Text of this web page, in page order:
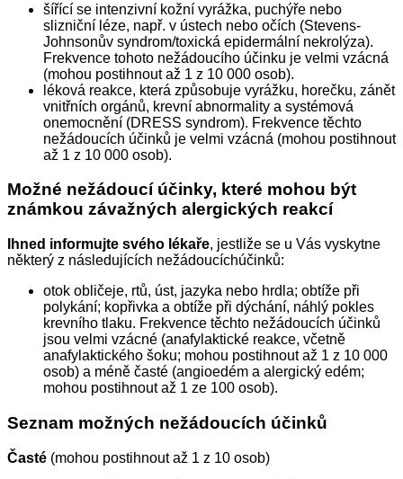
šířící se intenzivní kožní vyrážka, puchýře nebo
slizniční léze, např. v ústech nebo očích (Stevens-
Johnsonův syndrom/toxická epidermální nekrolýza).
Frekvence tohoto nežádoucího účinku je velmi vzácná
(mohou postihnout až 1 z 10 000 osob).
léková reakce, která způsobuje vyrážku, horečku, zánět
vnitřních orgánů, krevní abnormality a systémová
onemocnění (DRESS syndrom). Frekvence těchto
nežádoucích účinků je velmi vzácná (mohou postihnout
až 1 z 10 000 osob).
Možné nežádoucí účinky, které mohou být
známkou závažných alergických reakcí
Ihned informujte svého lékaře, jestliže se u Vás vyskytne
některý z následujících nežádoucíchúčinků:
otok obličeje, rtů, úst, jazyka nebo hrdla; obtíže při
polykání; kopřivka a obtíže při dýchání, náhlý pokles
krevního tlaku. Frekvence těchto nežádoucích účinků
jsou velmi vzácné (anafylaktické reakce, včetně
anafylaktického šoku; mohou postihnout až 1 z 10 000
osob) a méně časté (angioedém a alergický edém;
mohou postihnout až 1 ze 100 osob).
Seznam možných nežádoucích účinků
Časté (mohou postihnout až 1 z 10 osob)